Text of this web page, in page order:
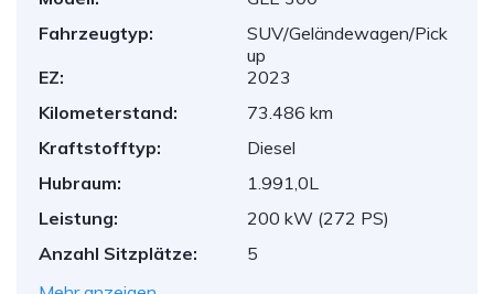
Fahrzeugtyp:
SUV/Geländewagen/Pick
up
EZ:
2023
Kilometerstand:
73.486 km
Kraftstofftyp:
Diesel
Hubraum:
1.991,0L
Leistung:
200 kW (272 PS)
Anzahl Sitzplätze:
5